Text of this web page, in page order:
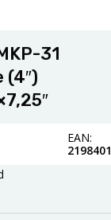
31
(4″)
EAN:
2198401